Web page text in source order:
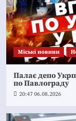
Mіські новини
Палає депо
по Павлограду
20:47 06.08.2026